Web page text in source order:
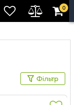
0
Фільтр